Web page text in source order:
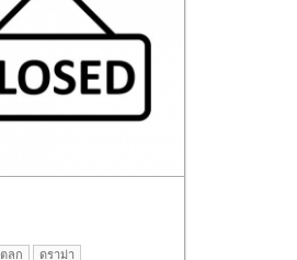
ตลก ดราม่า